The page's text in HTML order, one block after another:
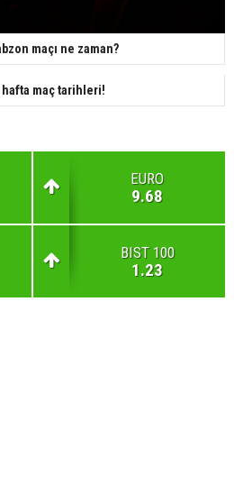
maçı ne zaman?
maç tarihleri!
EURO
9.68
BIST 100
1.23